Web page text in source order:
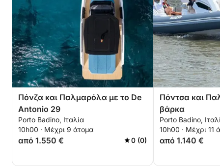
Πόνζα και Παλμαρόλα με το De
Antonio 29
Porto Badino, Ιταλία
10h00 · Μέχρι 9 άτομα
από 1.550 € 0 (0)
Πόντσα και
βάρκα
Porto Badino,
10h00 · Μέχρι 11
από 1.140 €